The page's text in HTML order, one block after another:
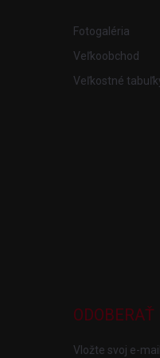
Fotogaléria
Veľkoobchod
Veľkostné
Vložte svoj e-